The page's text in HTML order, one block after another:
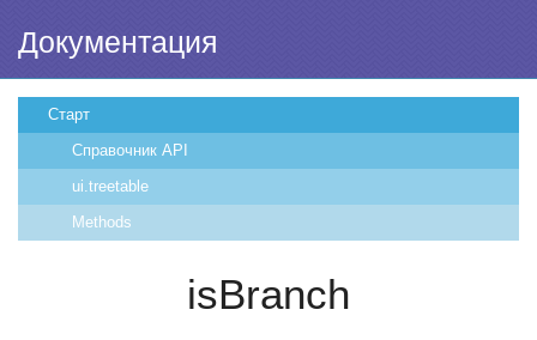
Документация
Старт
Справочник API
ui.treetable
Methods
isBranch